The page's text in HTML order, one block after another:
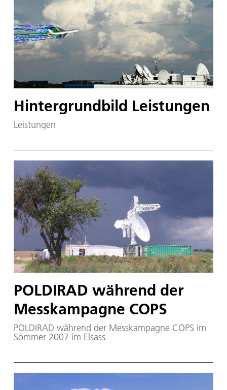
Hintergrundbild Leistungen
Leistungen
POLDIRAD während der
Messkampagne COPS
POLDIRAD während der Messkampagne COPS im
Sommer 2007 im Elsass